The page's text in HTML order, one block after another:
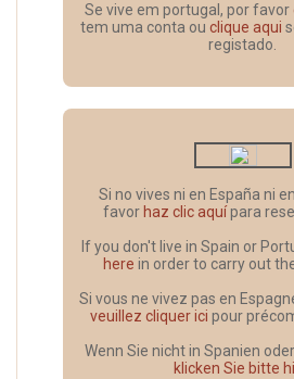
Se vive em portugal, por favor
tem uma conta ou clique aqui
registado.
Si no vives ni en España ni
favor haz clic aquípara
If you don't live in Spain or
here in order to carry out
Si vous ne vivez pas en
veuillez cliquer ici pour
Wenn Sie nicht in Spanien
klicken Sie bitte